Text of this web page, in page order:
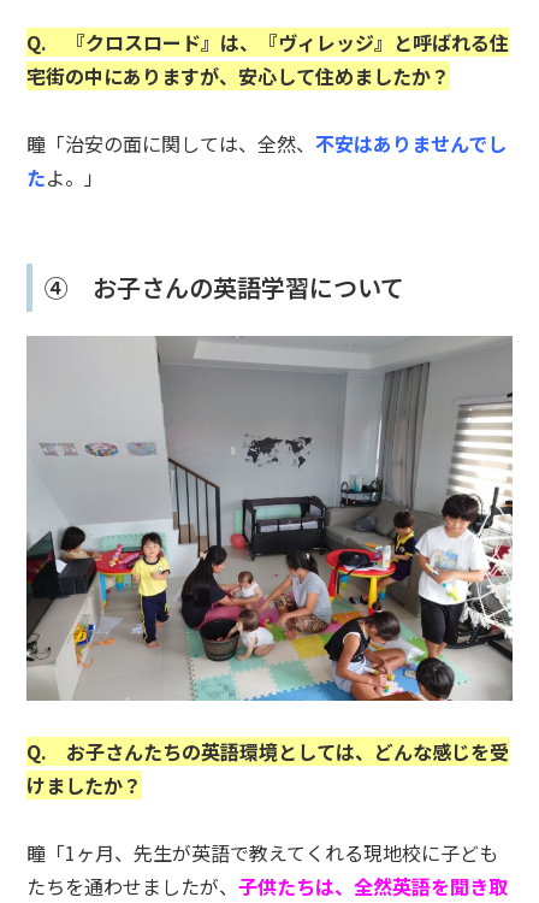
Q. 『クロスロード』は、『ヴィレッジ』と呼ばれる住
宅街の中にありますが、安心して住めましたか？
瞳「治安の面に関しては、全然、不安はありませんでし
たよ。」
④ お子さんの英語学習について
Q. お子さんたちの英語環境としては、どんな感じを受
けましたか？
瞳「1ヶ月、先生が英語で教えてくれる現地校に子ども
たちを通わせましたが、子供たちは、全然英語を聞き取